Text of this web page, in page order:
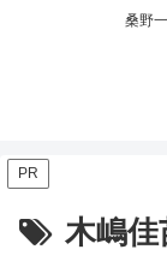
桑野
PR
木嶋佳